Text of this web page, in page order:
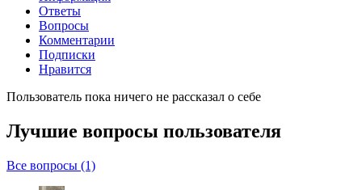
Ответы
Вопросы
Комментарии
Подписки
Нравится
Пользователь пока ничего не рассказал о себе
Лучшие вопросы пользователя
Все вопросы (1)